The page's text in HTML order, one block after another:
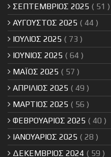
ΣΕΠΤΕΜΒΡΙΟΣ 2025 ( 51 )
ΑΥΓΟΥΣΤΟΣ 2025 ( 44 )
ΙΟΥΛΙΟΣ 2025 ( 73 )
ΙΟΥΝΙΟΣ 2025 ( 64 )
ΜΑΪΟΣ 2025 ( 57 )
ΑΠΡΙΛΙΟΣ 2025 ( 49 )
ΜΑΡΤΙΟΣ 2025 ( 56 )
ΦΕΒΡΟΥΑΡΙΟΣ 2025 ( 40 )
ΙΑΝΟΥΑΡΙΟΣ 2025 ( 28 )
ΔΕΚΕΜΒΡΙΟΣ 2024 ( 59 )